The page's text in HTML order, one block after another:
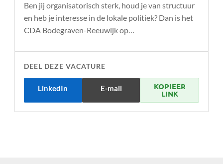
Ben jij organisatorisch sterk, houd je van structuur
en heb je interesse in de lokale politiek? Dan is het
CDA Bodegraven-Reeuwijk op…
DEEL DEZE VACATURE
LinkedIn E-mail KOPIEER
LINK